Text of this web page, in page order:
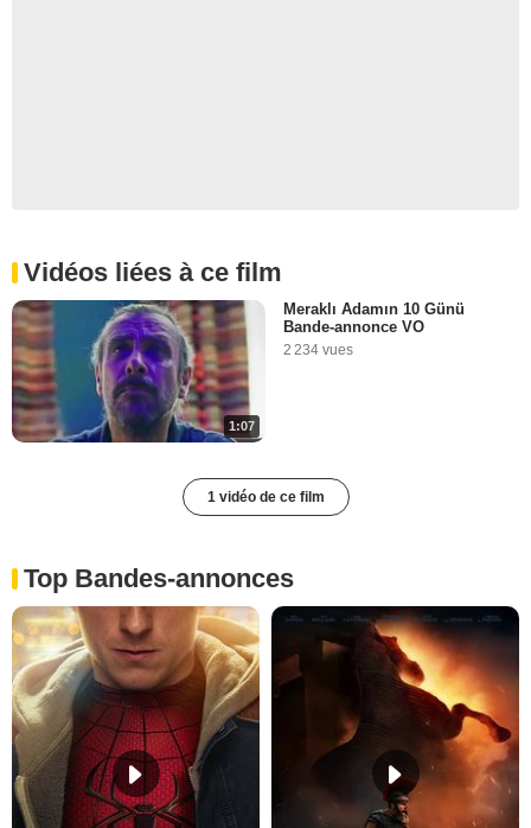
Vidéos liées à ce film
1:07
Meraklı Adamın 10 Günü
Bande-annonce VO
2 234 vues
1 vidéo de ce film
Top Bandes-annonces